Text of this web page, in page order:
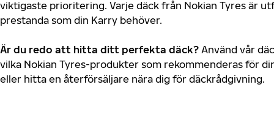
viktigaste prioritering. Varje däck från Nokian Tyres är
prestanda som din Karry behöver.
Är du redo att hitta ditt perfekta däck? Använd vår
vilka Nokian Tyres-produkter som rekommenderas för
eller hitta en återförsäljare nära dig för däckrådgivning.